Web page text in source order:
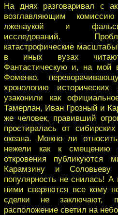
На днях разговаривал с
возглавляющим
лженаукой и
исследований.
катастрофические
в иных вузах
Фантастическую и, на мой
Фоменко,
хронологию
узаконили как
Тамерлан, Иван Грозный и
же человек, правивший
простиралась от
океана. Можно ли
нежели как к
откровения публикуются
Карамзину и
популярность не снилась! А
ними сверяются все кому
сделки не заключают,
расположение светил на